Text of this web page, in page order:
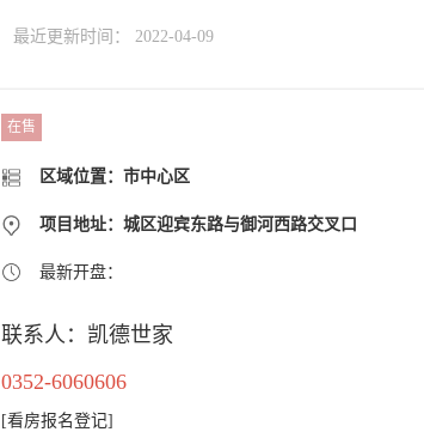
最近更新时间： 2022-04-09
在售
区域位置： 市中心区
项目地址：城区迎宾东路与御河西路交叉口
最新开盘：
联系人：凯德世家
0352-6060606
[看房报名登记]